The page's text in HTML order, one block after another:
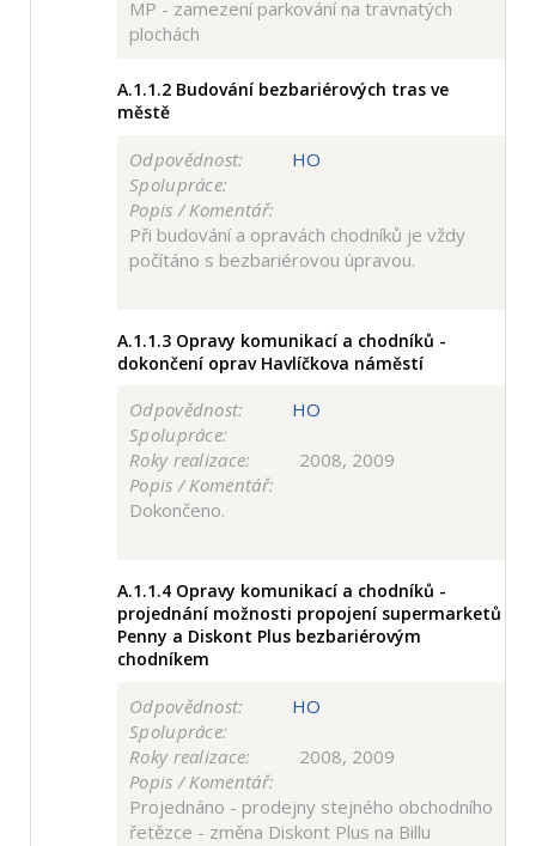
MP - zamezení parkování na travnatých
plochách
A.1.1.2 Budování bezbariérových tras ve
městě
Odpovědnost:
HO
Spolupráce:
Popis / Komentář:
Při budování a opravách chodníků je vždy
počítáno s bezbariérovou úpravou.
A.1.1.3 Opravy komunikací a chodníků -
dokončení oprav Havlíčkova náměstí
Odpovědnost:
HO
Spolupráce:
Roky realizace:
2008, 2009
Popis / Komentář:
Dokončeno.
A.1.1.4 Opravy komunikací a chodníků -
projednání možnosti propojení supermarketů
Penny a Diskont Plus bezbariérovým
chodníkem
Odpovědnost:
HO
Spolupráce:
Roky realizace:
2008, 2009
Popis / Komentář:
Projednáno - prodejny stejného obchodního
řetězce - změna Diskont Plus na Billu